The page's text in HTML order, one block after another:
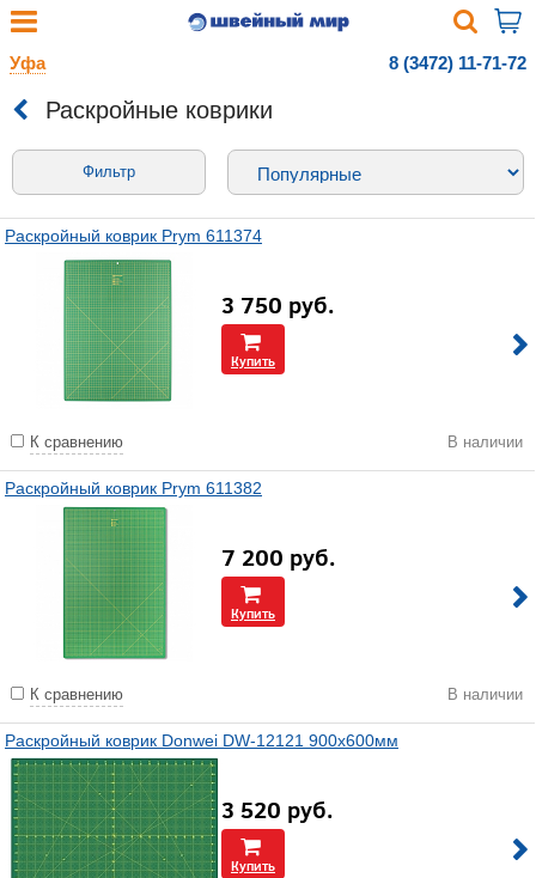
Уфа 8 (3472) 11-71-72
Раскройные коврики
Фильтр
Раскройный коврик Prym 611374
3 750 руб.
Купить
К сравнению В наличии
Раскройный коврик Prym 611382
7 200 руб.
Купить
К сравнению В наличии
Раскройный коврик Donwei DW-12121 900х600мм
3 520 руб.
Купить